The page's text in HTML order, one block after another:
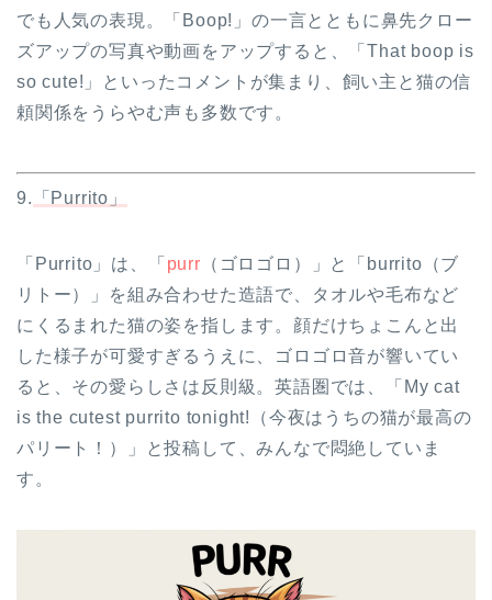
でも人気の表現。「Boop!」の一言とともに鼻先クロー
ズアップの写真や動画をアップすると、「That boop is
so cute!」といったコメントが集まり、飼い主と猫の信
頼関係をうらやむ声も多数です。
9. 「Purrito」
「Purrito」は、「 purr （ゴロゴロ）」と「burrito（ブ
リトー）」を組み合わせた造語で、タオルや毛布など
にくるまれた猫の姿を指します。顔だけちょこんと出
した様子が可愛すぎるうえに、ゴロゴロ音が響いてい
ると、その愛らしさは反則級。英語圏では、「My cat
is the cutest purrito tonight!（今夜はうちの猫が最高の
パリート！）」と投稿して、みんなで悶絶していま
す。